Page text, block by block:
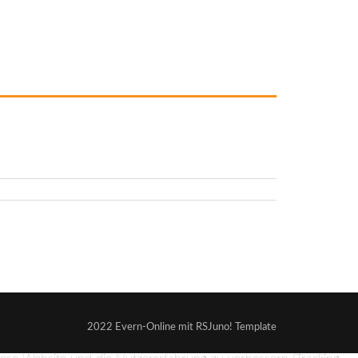
2022 Evern-Online mit RSJuno! Template